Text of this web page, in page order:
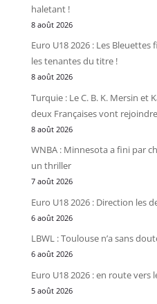
haletant !
8 août 2026
Euro U18 2026 : Les
les tenantes du titre !
8 août 2026
Turquie : Le C. B. K. Mersin et
deux Françaises vont
8 août 2026
WNBA : Minnesota a fini par
un thriller
7 août 2026
Euro U18 2026 : Direction les
6 août 2026
LBWL : Toulouse n’a sans
6 août 2026
Euro U18 2026 : en route vers
5 août 2026